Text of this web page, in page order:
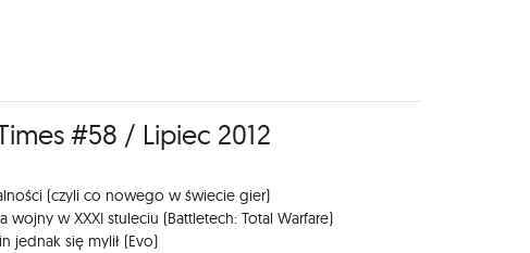
#58 / Lipiec 2012
(czyli co nowego w świecie gier)
wojny w XXXI stuleciu (Battletech: Total Warfare)
jednak się mylił (Evo)